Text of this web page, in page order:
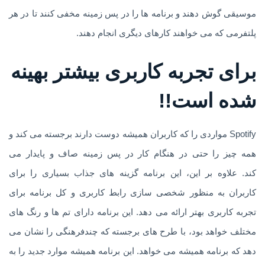
موسیقی گوش دهند و برنامه ها را در پس زمینه مخفی کنند تا در هر
پلتفرمی که می خواهند کارهای دیگری انجام دهند.
برای تجربه کاربری بیشتر بهینه
شده است!!
Spotify مواردی را که کاربران همیشه دوست دارند برجسته می کند و
همه چیز را حتی در هنگام کار در پس زمینه صاف و پایدار می
کند. علاوه بر این، این برنامه گزینه های جذاب بسیاری را برای
کاربران به منظور شخصی سازی رابط کاربری و کل برنامه برای
تجربه کاربری بهتر ارائه می دهد. این برنامه دارای تم ها و رنگ های
مختلف خواهد بود، با طرح های برجسته که چندفرهنگی را نشان می
دهد که برنامه همیشه می خواهد. این برنامه همیشه موارد جدید را به